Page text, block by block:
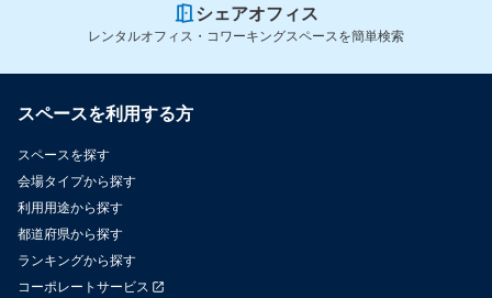
シェアオフィス
レンタルオフィス・コワーキングスペースを簡単検索
スペースを利用する方
スペースを探す
会場タイプから探す
利用用途から探す
都道府県から探す
ランキングから探す
コーポレートサービス